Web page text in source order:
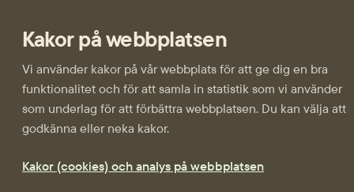
Kakor på webbplatsen
Vi använder kakor på vår webbplats för att ge dig en bra
funktionalitet och för att samla in statistik som vi använder
som underlag för att förbättra webbplatsen. Du kan välja att
godkänna eller neka kakor.
Kakor (cookies) och analys på webbplatsen